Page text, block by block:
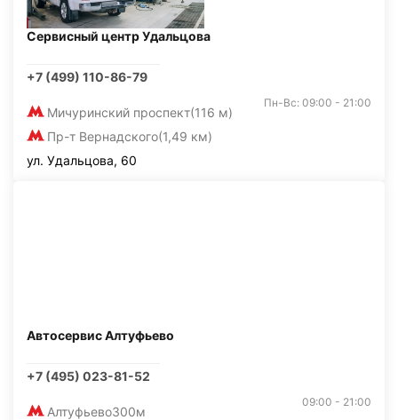
Сервисный центр Удальцова
+7 (499) 110-86-79
Мичуринский проспект(116 м)
Пр-т Вернадского(1,49 км)
Пн-Вс: 09:00 - 21:00
ул. Удальцова, 60
Автосервис Алтуфьево
+7 (495) 023-81-52
Алтуфьево300м
09:00 - 21:00